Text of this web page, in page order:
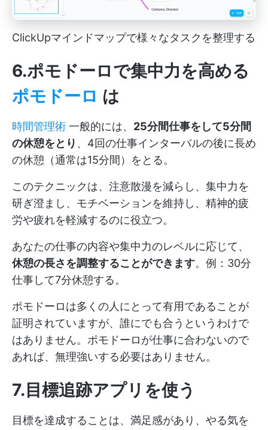
ClickUpマインドマップで様々なタスクを整理する
6.ポモドーロで集中力を高める
ポモドーロ は
時間管理術 一般的には、 25分間仕事をして5分間
の休憩をとり 、4回の仕事インターバルの後に長め
の休憩（通常は15分間）をとる。
このテクニックは、注意散漫を減らし、集中力を
研ぎ澄まし、モチベーションを維持し、精神的疲
労や疲れを軽減するのに役立つ。
あなたの仕事の内容や集中力のレベルに応じて、
休憩の長さを調整することができます。例：30分
仕事して7分休憩する。
ポモドーロは多くの人にとって有用であることが
証明されていますが、誰にでも合うというわけで
はありません。ポモドーロが仕事に合わないので
あれば、無理強いする必要はありません。
7.目標追跡アプリを使う
目標を達成することは、満足感があり、やる気を